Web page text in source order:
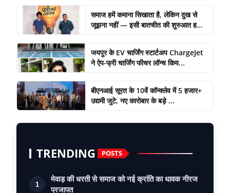
समाज हमें कमाना सिखाता है, लेकिन दुख से
जूझना नहीं — इसी बातचीत की शुरुआत ह...
जयपुर के EV चार्जिंग स्टार्टअप ChargeJet
ने ऐप-फ्री चार्जिंग फीचर लॉन्च किय...
बीएनआई सूरत के 10वें कॉन्क्लेव में 5 हजार+
उद्यमी जुटे, नए कारोबार के बड़े ...
TRENDING POSTS
1
मेवाड़ की धरती से समाज को नई क्रांति का धावक नीरज
प्रजापत